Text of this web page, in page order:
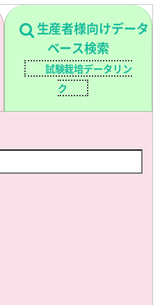
生産者様向けデータ
ベース検索
試験栽培データリン
ク